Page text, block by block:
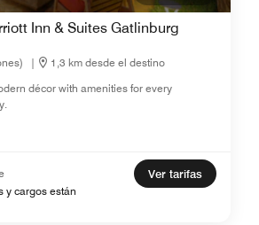
Inn & Suites Gatlinburg
|
1,3 km desde el destino
décor with amenities for every
y cargos están
Ver tarifas